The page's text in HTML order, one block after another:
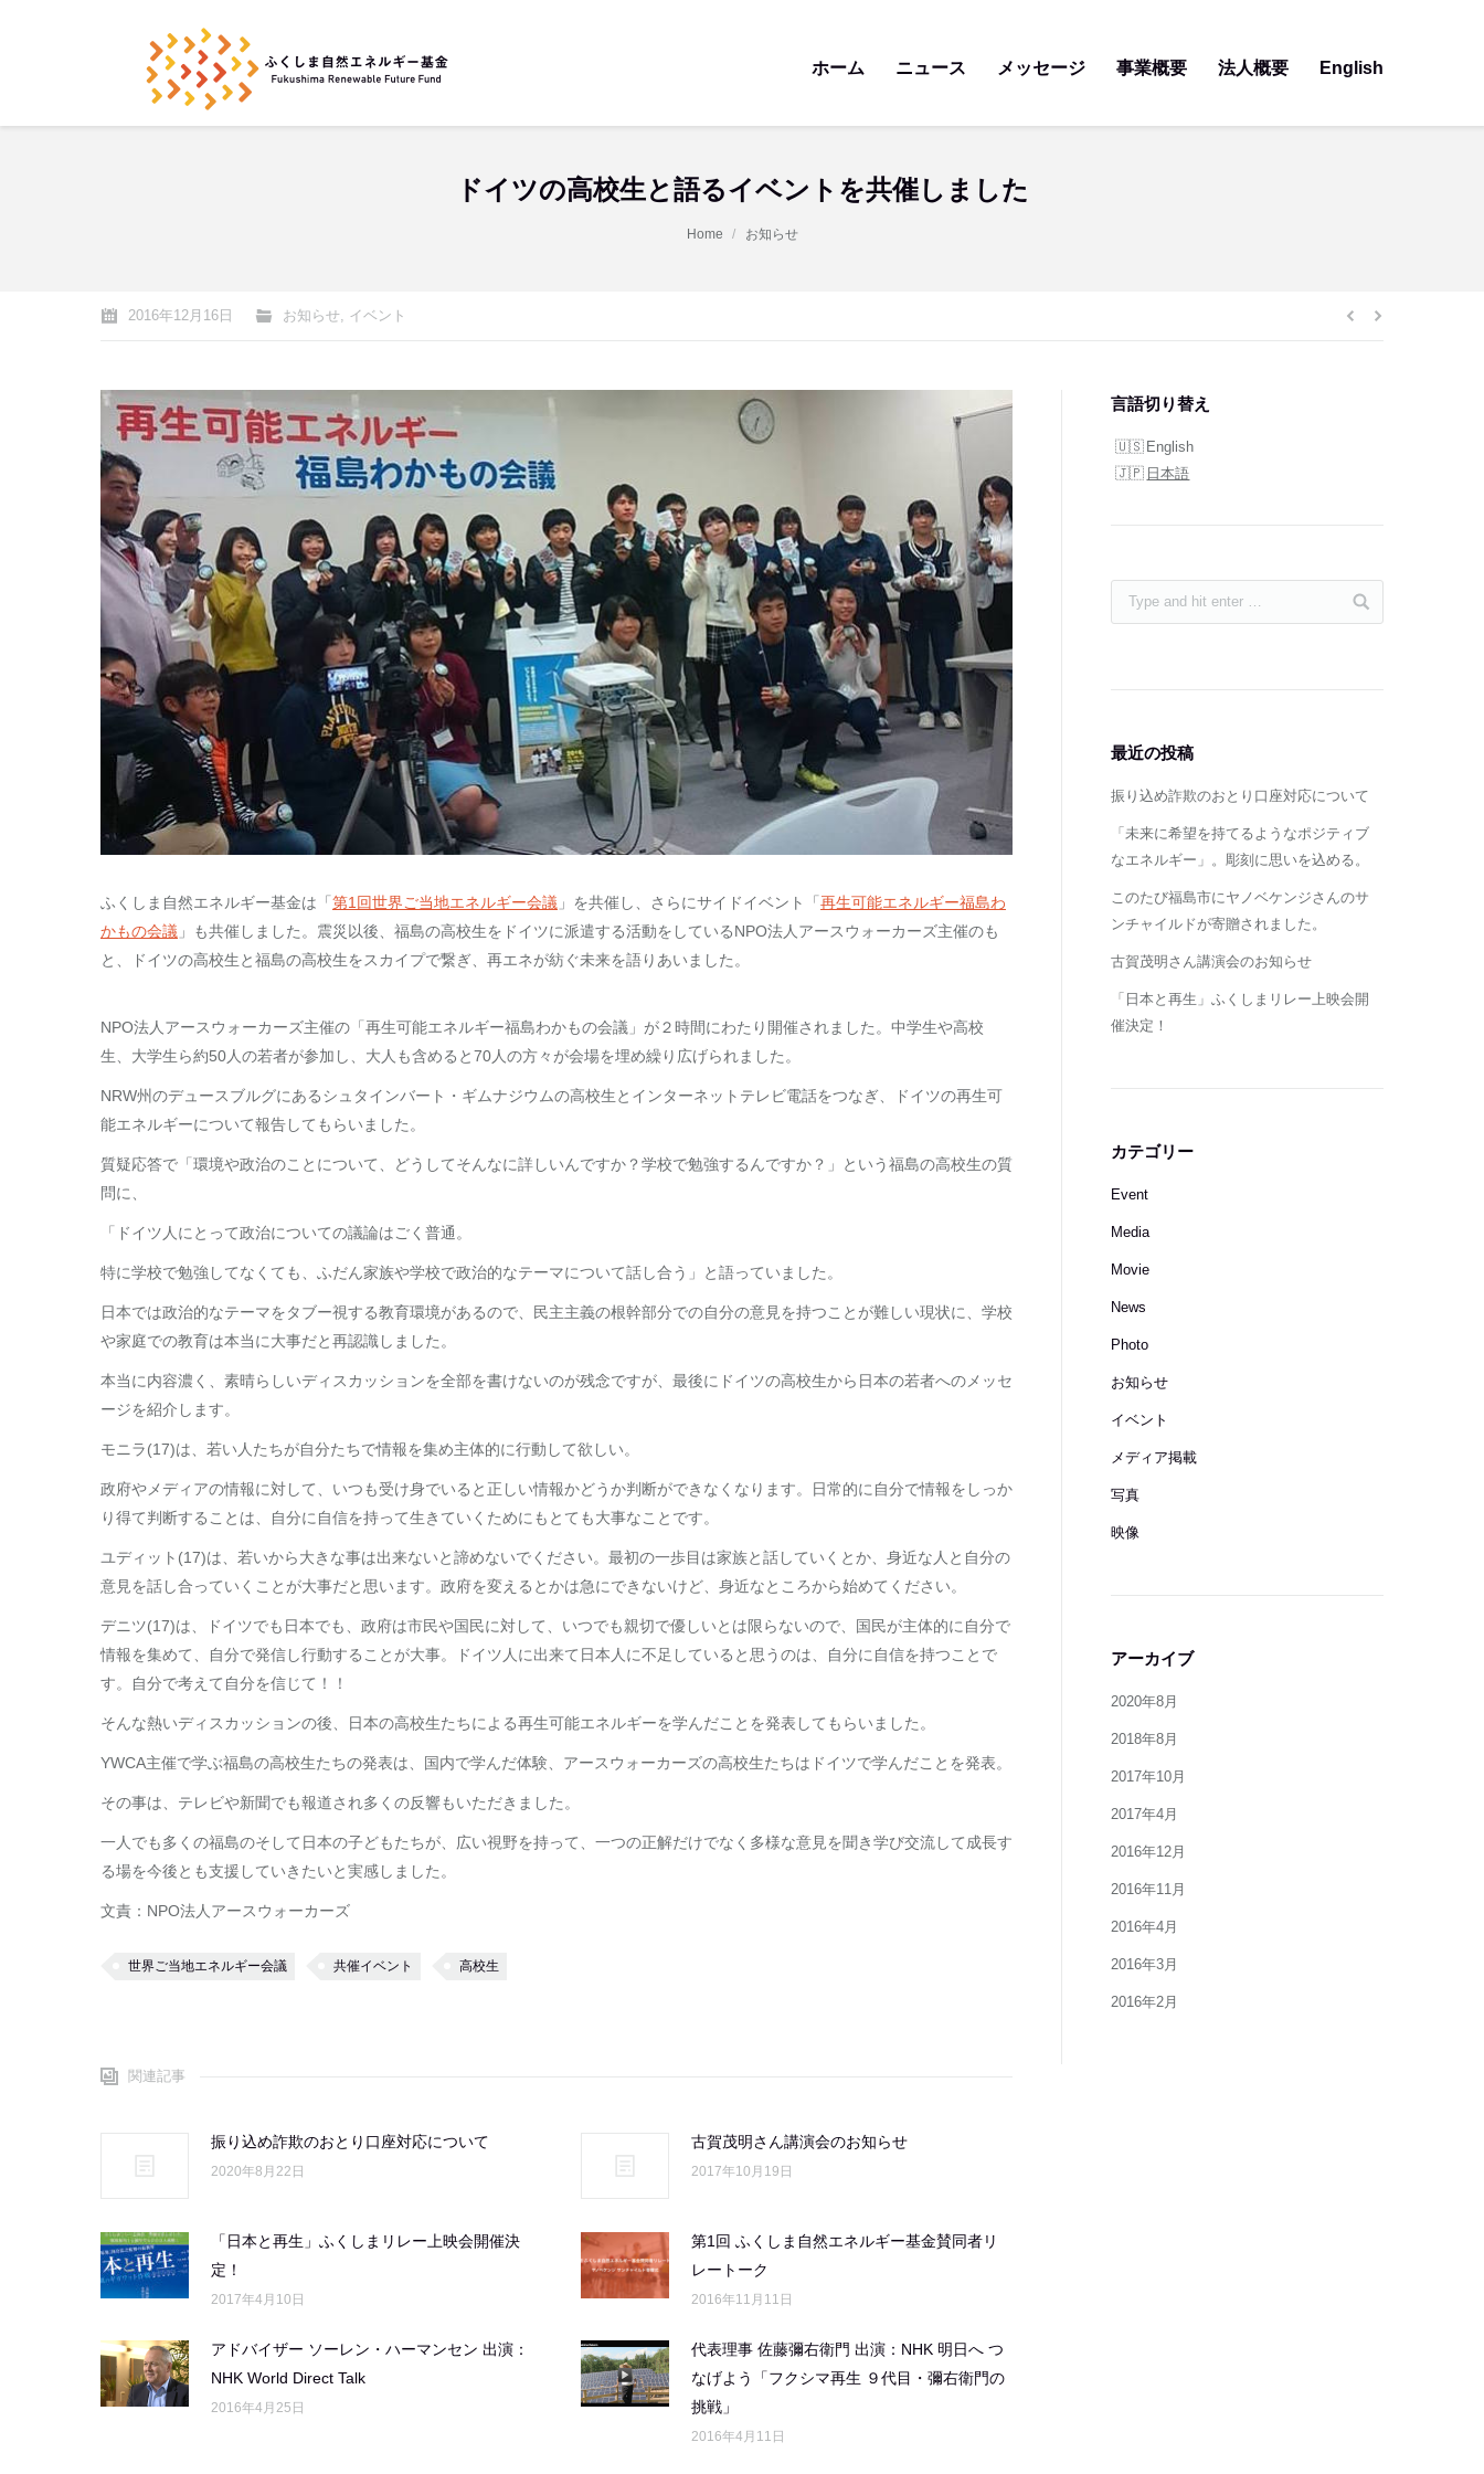
ホーム ニュース メッセージ 事業概要 法人概要 English
ドイツの高校生と語るイベントを共催しました
Home お知らせ
2016年12月16日 お知らせ, イベント
ふくしま自然エネルギー基金は「 第1回世界ご当地エネルギー会議 」を共催し、さらにサイドイベント「 再生可能エネルギー福島わ
かもの会議 」も共催しました。震災以後、福島の高校生をドイツに派遣する活動をしているNPO法人アースウォーカーズ主催のも
と、ドイツの高校生と福島の高校生をスカイプで繋ぎ、再エネが紡ぐ未来を語りあいました。
NPO法人アースウォーカーズ主催の「再生可能エネルギー福島わかもの会議」が２時間にわたり開催されました。中学生や高校
生、大学生ら約50人の若者が参加し、大人も含めると70人の方々が会場を埋め繰り広げられました。
NRW州のデュースブルグにあるシュタインバート・ギムナジウムの高校生とインターネットテレビ電話をつなぎ、ドイツの再生可
能エネルギーについて報告してもらいました。
質疑応答で「環境や政治のことについて、どうしてそんなに詳しいんですか？学校で勉強するんですか？」という福島の高校生の質
問に、
「ドイツ人にとって政治についての議論はごく普通。
特に学校で勉強してなくても、ふだん家族や学校で政治的なテーマについて話し合う」と語っていました。
日本では政治的なテーマをタブー視する教育環境があるので、民主主義の根幹部分での自分の意見を持つことが難しい現状に、学校
や家庭での教育は本当に大事だと再認識しました。
本当に内容濃く、素晴らしいディスカッションを全部を書けないのが残念ですが、最後にドイツの高校生から日本の若者へのメッセ
ージを紹介します。
モニラ(17)は、若い人たちが自分たちで情報を集め主体的に行動して欲しい。
政府やメディアの情報に対して、いつも受け身でいると正しい情報かどうか判断ができなくなります。日常的に自分で情報をしっか
り得て判断することは、自分に自信を持って生きていくためにもとても大事なことです。
ユディット(17)は、若いから大きな事は出来ないと諦めないでください。最初の一歩目は家族と話していくとか、身近な人と自分の
意見を話し合っていくことが大事だと思います。政府を変えるとかは急にできないけど、身近なところから始めてください。
デニツ(17)は、ドイツでも日本でも、政府は市民や国民に対して、いつでも親切で優しいとは限らないので、国民が主体的に自分で
情報を集めて、自分で発信し行動することが大事。ドイツ人に出来て日本人に不足していると思うのは、自分に自信を持つことで
す。自分で考えて自分を信じて！！
そんな熱いディスカッションの後、日本の高校生たちによる再生可能エネルギーを学んだことを発表してもらいました。
YWCA主催で学ぶ福島の高校生たちの発表は、国内で学んだ体験、アースウォーカーズの高校生たちはドイツで学んだことを発表。
その事は、テレビや新聞でも報道され多くの反響もいただきました。
一人でも多くの福島のそして日本の子どもたちが、広い視野を持って、一つの正解だけでなく多様な意見を聞き学び交流して成長す
る場を今後とも支援していきたいと実感しました。
文責：NPO法人アースウォーカーズ
世界ご当地エネルギー会議 共催イベント 高校生
関連記事
振り込め詐欺のおとり口座対応について
2020年8月22日
古賀茂明さん講演会のお知らせ
2017年10月19日
「日本と再生」ふくしまリレー上映会開催決
定！
2017年4月10日
第1回 ふくしま自然エネルギー基金賛同者リ
レートーク
2016年11月11日
アドバイザー ソーレン・ハーマンセン 出演：
NHK World Direct Talk
2016年4月25日
代表理事 佐藤彌右衛門 出演：NHK 明日へ つ
なげよう「フクシマ再生 ９代目・彌右衛門の
挑戦」
2016年4月11日
言語切り替え
English
日本語
最近の投稿
振り込め詐欺のおとり口座対応について
「未来に希望を持てるようなポジティブ
なエネルギー」。彫刻に思いを込める。
このたび福島市にヤノベケンジさんのサ
ンチャイルドが寄贈されました。
古賀茂明さん講演会のお知らせ
「日本と再生」ふくしまリレー上映会開
催決定！
カテゴリー
Event
Media
Movie
News
Photo
お知らせ
イベント
メディア掲載
写真
映像
アーカイブ
2020年8月
2018年8月
2017年10月
2017年4月
2016年12月
2016年11月
2016年4月
2016年3月
2016年2月